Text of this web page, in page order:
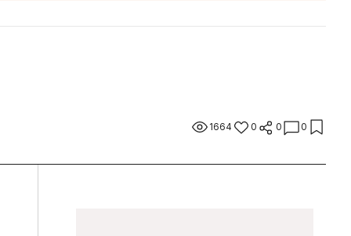
1664 0 0 0